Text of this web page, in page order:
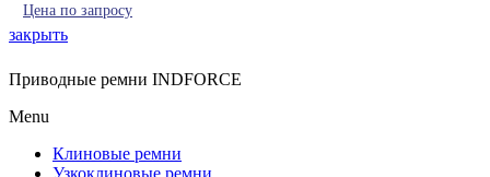
Цена по запросу
закрыть
Приводные ремни INDFORCE
Menu
Клиновые ремни
Узкоклиновые ремни